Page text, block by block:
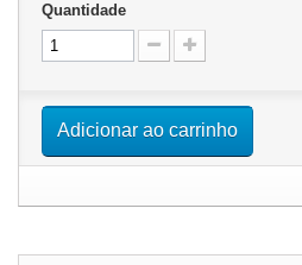
Quantidade
Adicionar ao carrinho